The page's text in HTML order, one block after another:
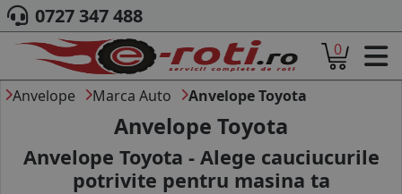
ACASA
DESPRE NOI
ANVELOPE
AUTO
CAMION
MOTO
0727 347 488
0
Anvelope Marca Auto Anvelope Toyota
Anvelope Toyota
Anvelope Toyota - Alege cauciucurile
potrivite pentru masina ta